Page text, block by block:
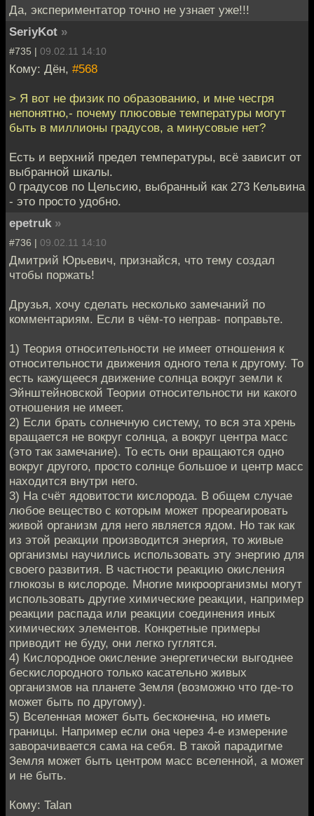
Да, экспериментатор точно не узнает уже!!!
SeriyKot »
#735 | 09.02.11 14:10
Кому: Дён, #568
> Я вот не физик по образованию, и мне чесгря
непонятно,- почему плюсовые температуры могут
быть в миллионы градусов, а минусовые нет?
Есть и верхний предел температуры, всё зависит от
выбранной шкалы.
0 градусов по Цельсию, выбранный как 273 Кельвина
- это просто удобно.
epetruk »
#736 | 09.02.11 14:10
Дмитрий Юрьевич, признайся, что тему создал
чтобы поржать!
Друзья, хочу сделать несколько замечаний по
комментариям. Если в чём-то неправ- поправьте.
1) Теория относительности не имеет отношения к
относительности движения одного тела к другому. То
есть кажущееся движение солнца вокруг земли к
Эйнштейновской Теории относительности ни какого
отношения не имеет.
2) Если брать солнечную систему, то вся эта хрень
вращается не вокруг солнца, а вокруг центра масс
(это так замечание). То есть они вращаются одно
вокруг другого, просто солнце большое и центр масс
находится внутри него.
3) На счёт ядовитости кислорода. В общем случае
любое вещество с которым может прореагировать
живой организм для него является ядом. Но так как
из этой реакции производится энергия, то живые
организмы научились использовать эту энергию для
своего развития. В частности реакцию окисления
глюкозы в кислороде. Многие микроорганизмы могут
использовать другие химические реакции, например
реакции распада или реакции соединения иных
химических элементов. Конкретные примеры
приводит не буду, они легко гуглятся.
4) Кислородное окисление энергетически выгоднее
бескислородного только касательно живых
организмов на планете Земля (возможно что где-то
может быть по другому).
5) Вселенная может быть бесконечна, но иметь
границы. Например если она через 4-е измерение
заворачивается сама на себя. В такой парадигме
Земля может быть центром масс вселенной, а может
и не быть.
Кому: Talan